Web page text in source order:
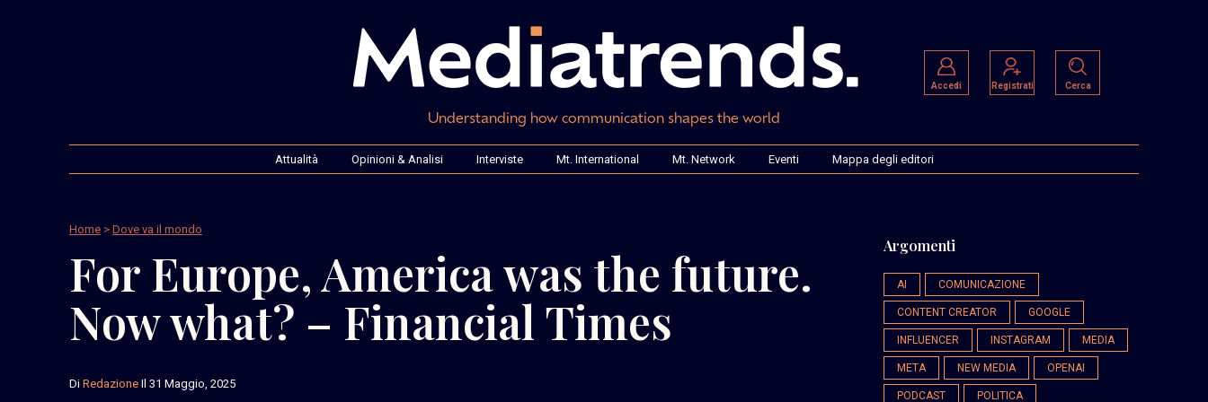
Understanding how communication shapes the world
Accedi Registrati Cerca
Attualità Opinioni & Analisi Interviste Mt. International Mt. Network Eventi Mappa degli editori
Home > Dove va il mondo
For Europe, America was the future.
Now what? – Financial Times
Di Redazione Il 31 Maggio, 2025
Argomenti
AI COMUNICAZIONE
CONTENT CREATOR GOOGLE
INFLUENCER INSTAGRAM MEDIA
META NEW MEDIA OPENAI
PODCAST POLITICA